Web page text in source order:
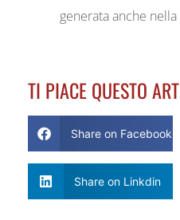
generata anche
TI PIACE QUESTO
Share on Facebook
Share on Linkdin